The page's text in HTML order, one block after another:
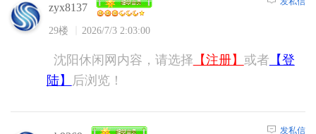
zyx8137
29楼 2026/7/3 2:03:00
沈阳休闲网内容，请选择 【注册】 或者 【登
陆】
后浏览！
发私信